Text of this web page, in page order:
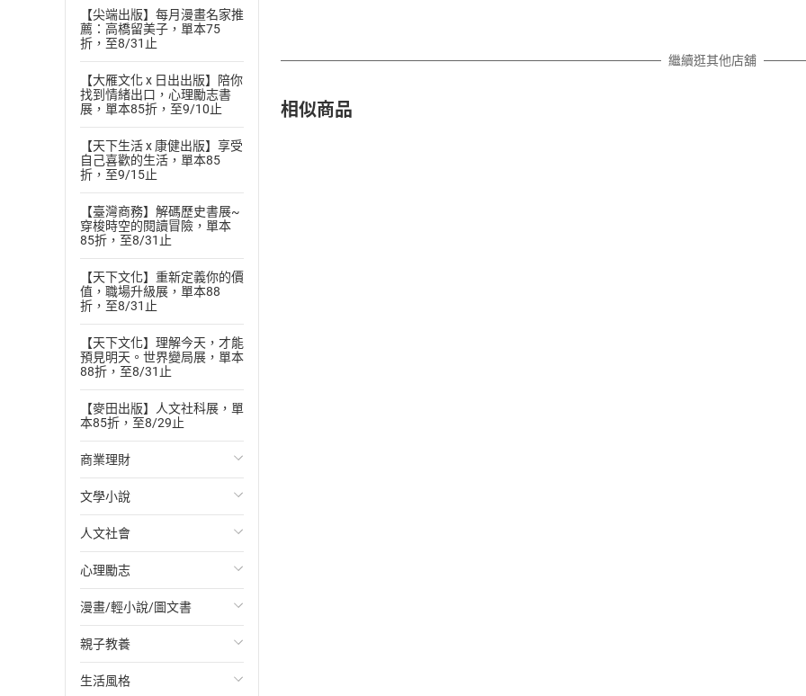
【尖端出版】每月漫畫名家推
薦：高橋留美子，單本75
折，至8/31止
【大雁文化 x 日出出版】陪你
找到情緒出口，心理勵志書
展，單本85折，至9/10止
【天下生活 x 康健出版】享受
自己喜歡的生活，單本85
折，至9/15止
【臺灣商務】解碼歷史書展~
穿梭時空的閱讀冒險，單本
85折，至8/31止
【天下文化】重新定義你的價
值，職場升級展，單本88
折，至8/31止
【天下文化】理解今天，才能
預見明天。世界變局展，單本
88折，至8/31止
【麥田出版】人文社科展，單
本85折，至8/29止
商業理財
投資理財
經濟/趨勢
財務/金融
管理/領導
職場工作術
成功法
文學小說
歐美文學
日本文學
韓國文學
華文文學
經典文學
人文社會
國際關係
政治
社會科學
台灣/中國歷史
心理勵志
心靈成長/情緒
人際關係
兩性關係
漫畫/輕小說/圖文書
輕小說
奇幻/科幻
親子教養
教育現場
生活風格
繼續逛其他店舖
相似商品